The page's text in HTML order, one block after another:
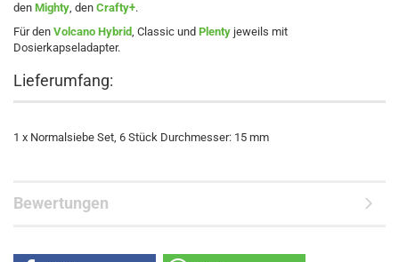
den Mighty, den Crafty+.
Für den Volcano Hybrid, Classic und Plenty jeweils mit
Dosierkapseladapter.
Lieferumfang:
1 x Normalsiebe Set, 6 Stück Durchmesser: 15 mm
Bewertungen